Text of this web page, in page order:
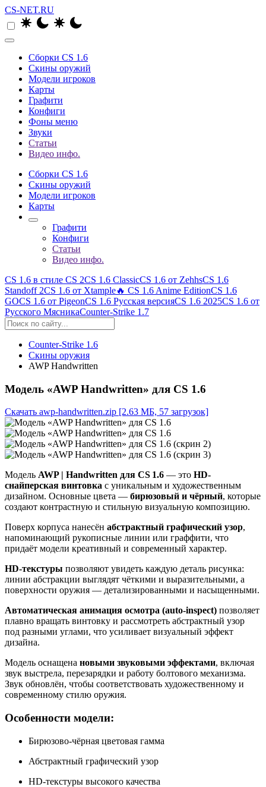
CS-NET.RU
Сборки CS 1.6
Скины оружий
Модели игроков
Карты
Графити
Конфиги
Фоны меню
Звуки
Статьи
Видео инфо.
Сборки CS 1.6
Скины оружий
Модели игроков
Карты
Графити
Конфиги
Статьи
Видео инфо.
CS 1.6 в стиле CS 2CS 1.6 ClassicCS 1.6 от ZehhsCS 1.6
Standoff 2CS 1.6 от Xtample🔥 CS 1.6 Anime EditionCS 1.6
GOCS 1.6 от PigeonCS 1.6 Русская версияCS 1.6 2025CS 1.6 от
Русского МясникаCounter-Strike 1.7
Counter-Strike 1.6
Скины оружия
AWP Handwritten
Модель «AWP Handwritten» для CS 1.6
Скачать awp-handwritten.zip [2.63 МБ, 57 загрузок]
Модель AWP | Handwritten для CS 1.6 — это HD-
снайперская винтовка с уникальным и художественным
дизайном. Основные цвета — бирюзовый и чёрный, которые
создают контрастную и стильную визуальную композицию.
Поверх корпуса нанесён абстрактный графический узор,
напоминающий рукописные линии или граффити, что
придаёт модели креативный и современный характер.
HD-текстуры позволяют увидеть каждую деталь рисунка:
линии абстракции выглядят чёткими и выразительными, а
поверхности оружия — детализированными и насыщенными.
Автоматическая анимация осмотра (auto-inspect) позволяет
плавно вращать винтовку и рассмотреть абстрактный узор
под разными углами, что усиливает визуальный эффект
дизайна.
Модель оснащена новыми звуковыми эффектами, включая
звук выстрела, перезарядки и работу болтового механизма.
Звук обновлён, чтобы соответствовать художественному и
современному стилю оружия.
Особенности модели:
Бирюзово-чёрная цветовая гамма
Абстрактный графический узор
HD-текстуры высокого качества